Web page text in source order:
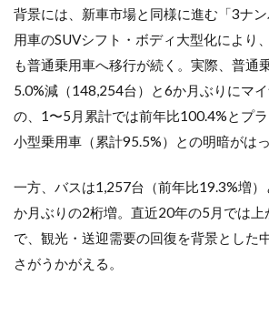
背景には、新車市場と同様に進む「3ナ
用車のSUVシフト・ボディ大型化により
も普通乗用車へ移行が続く。実際、普通
5.0%減（148,254台）と6か月ぶりにマ
の、1〜5月累計では前年比100.4%とプラ
小型乗用車（累計95.5%）との明暗がは
一方、バスは1,257台（前年比19.3%増
か月ぶりの2桁増。直近20年の5月では
で、観光・送迎需要の回復を背景とした
さがうかがえる。